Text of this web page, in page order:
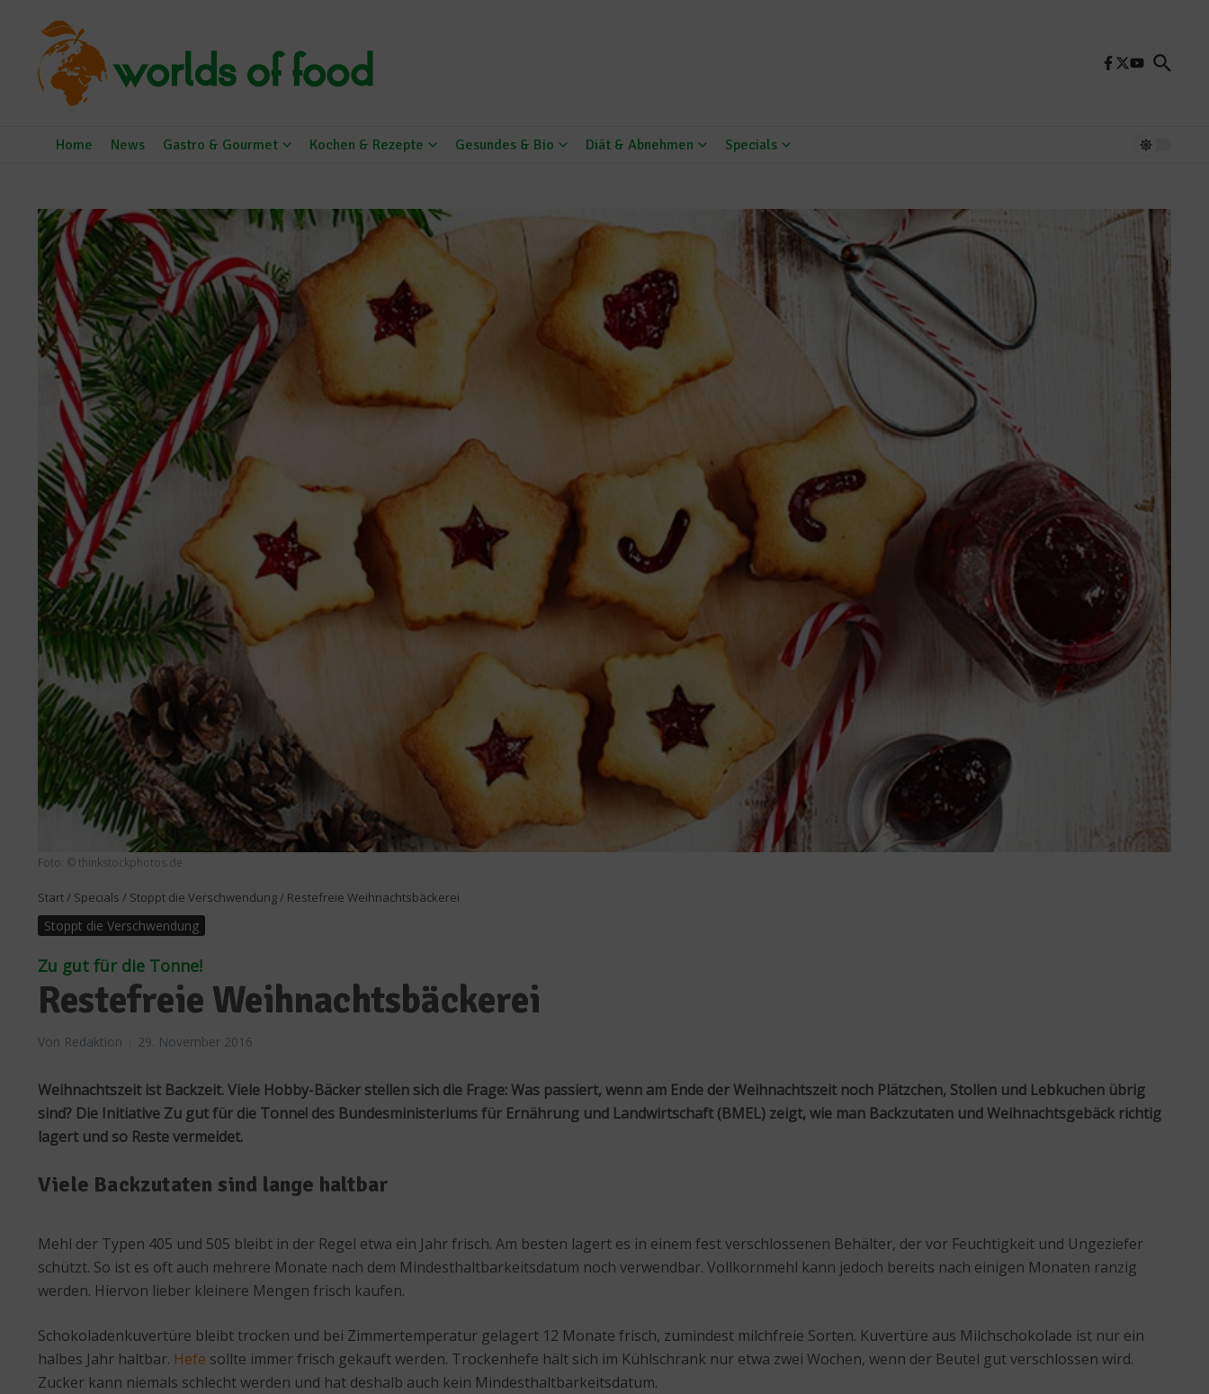
Home News Gastro & Gourmet Kochen & Rezepte Gesundes & Bio Diät & Abnehmen Specials
Foto: © thinkstockphotos.de
Start/ Specials / Stoppt die Verschwendung/ Restefreie Weihnachtsbäckerei
Stoppt die Verschwendung
Zu gut für die Tonne!
Restefreie Weihnachtsbäckerei
Von Redaktion 29. November 2016
Weihnachtszeit ist Backzeit. Viele Hobby-Bäcker stellen sich die Frage: Was passiert, wenn am Ende der Weihnachtszeit noch Plätzchen, Stollen und Lebkuchen übrig
sind? Die Initiative Zu gut für die Tonne! des Bundesministeriums für Ernährung und Landwirtschaft (BMEL) zeigt, wie man Backzutaten und Weihnachtsgebäck richtig
lagert und so Reste vermeidet.
Viele Backzutaten sind lange haltbar
Mehl der Typen 405 und 505 bleibt in der Regel etwa ein Jahr frisch. Am besten lagert es in einem fest verschlossenen Behälter, der vor Feuchtigkeit und Ungeziefer
schützt. So ist es oft auch mehrere Monate nach dem Mindesthaltbarkeitsdatum noch verwendbar. Vollkornmehl kann jedoch bereits nach einigen Monaten ranzig
werden. Hiervon lieber kleinere Mengen frisch kaufen.
Schokoladenkuvertüre bleibt trocken und bei Zimmertemperatur gelagert 12 Monate frisch, zumindest milchfreie Sorten. Kuvertüre aus Milchschokolade ist nur ein
halbes Jahr haltbar. Hefe sollte immer frisch gekauft werden. Trockenhefe hält sich im Kühlschrank nur etwa zwei Wochen, wenn der Beutel gut verschlossen wird.
Zucker kann niemals schlecht werden und hat deshalb auch kein Mindesthaltbarkeitsdatum.